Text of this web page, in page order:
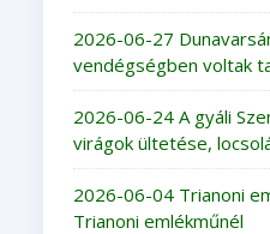
2026-06-27
vendégségben voltak
2026-06-24 A gyáli
virágok ültetése,
2026-06-04 Trianoni
Trianoni emlékműnél